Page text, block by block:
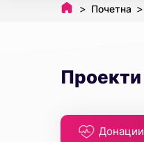
Почетна
Проекти
Донации